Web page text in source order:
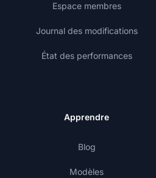
Espace membres
Journal des modifications
État des performances
Apprendre
Blog
Modèles